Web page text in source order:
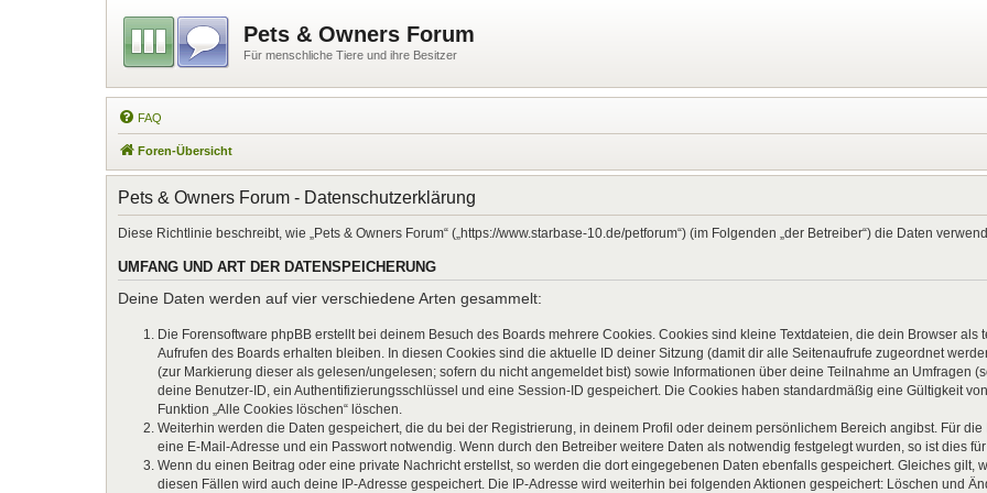
Pets & Owners Forum
Für menschliche Tiere und ihre Besitzer
FAQ
Foren-Übersicht
Pets & Owners Forum - Datenschutzerklärung
Diese Richtlinie beschreibt, wie „Pets & Owners Forum“ („https://www.starbase-10.de/petforum“) (im Folgenden „der Betreiber“) die Daten
UMFANG UND ART DER DATENSPEICHERUNG
Deine Daten werden auf vier verschiedene Arten gesammelt:
Die Forensoftware phpBB erstellt bei deinem Besuch des Boards mehrere Cookies. Cookies sind kleine Textdateien, die dein Browser
Aufrufen des Boards erhalten bleiben. In diesen Cookies sind die aktuelle ID deiner Sitzung (damit dir alle Seitenaufrufe zugeordnet
(zur Markierung dieser als gelesen/ungelesen; sofern du nicht angemeldet bist) sowie Informationen über deine Teilnahme an Umfragen
deine Benutzer-ID, ein Authentifizierungsschlüssel und eine Session-ID gespeichert. Die Cookies haben standardmäßig eine Gültigkeit
Funktion „Alle Cookies löschen“ löschen.
Weiterhin werden die Daten gespeichert, die du bei der Registrierung, in deinem Profil oder deinem persönlichem Bereich angibst. Für
eine E-Mail-Adresse und ein Passwort notwendig. Wenn durch den Betreiber weitere Daten als notwendig festgelegt wurden, so ist dies
Wenn du einen Beitrag oder eine private Nachricht erstellst, so werden die dort eingegebenen Daten ebenfalls gespeichert. Gleiches gilt,
diesen Fällen wird auch deine IP-Adresse gespeichert. Die IP-Adresse wird weiterhin bei folgenden Aktionen gespeichert: Löschen und